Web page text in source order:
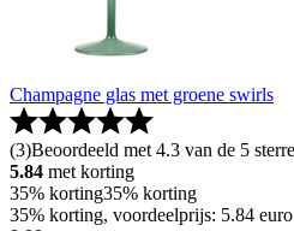
Champagne glas met groene swirls
(3)Beoordeeld met 4.3 van de 5
5.84 met korting
35% korting35% korting
35% korting, voordeelprijs: 5.84